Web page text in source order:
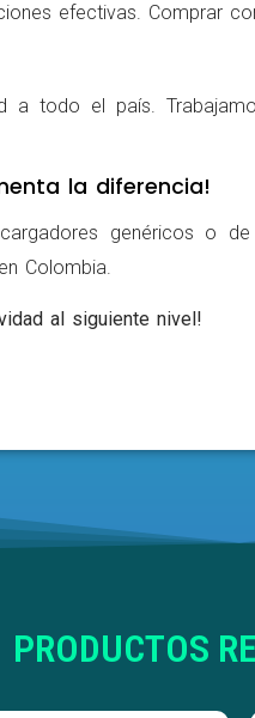
efectivas. Comprar
a todo el país.
la diferencia!
genéricos o
Colombia.
al siguiente nivel!
PRODUCTOS